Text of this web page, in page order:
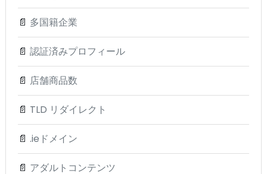
📄 多国籍企業
📄 認証済みプロフィール
📄 店舗商品数
📄 TLD リダイレクト
📄 .ieドメイン
📄 アダルトコンテンツ